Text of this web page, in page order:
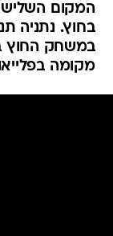
המקום
בחוץ. נתניה
במשחק החוץ
מקומה